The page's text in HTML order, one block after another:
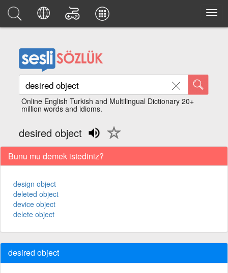
Online English Turkish and Multilingual Dictionary 20+
million words and idioms.
desired object
Bunu mu demek istediniz?
design object
deleted object
device object
delete object
desired object